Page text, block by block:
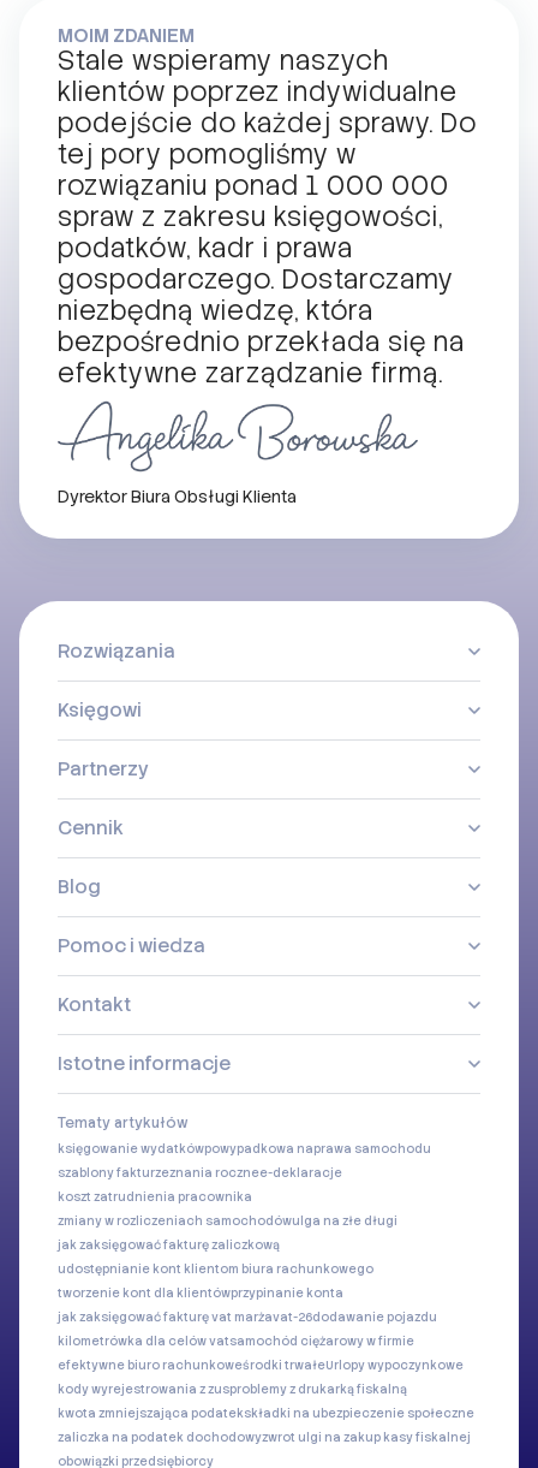
MOIM ZDANIEM
Stale wspieramy naszych
klientów poprzez indywidualne
podejście do każdej sprawy. Do
tej pory pomogliśmy w
rozwiązaniu ponad 1 000 000
spraw z zakresu księgowości,
podatków, kadr i prawa
gospodarczego. Dostarczamy
niezbędną wiedzę, która
bezpośrednio przekłada się na
efektywne zarządzanie firmą.
Dyrektor Biura Obsługi Klienta
Rozwiązania
Księgowi
Partnerzy
Cennik
Blog
Pomoc i wiedza
Kontakt
Istotne informacje
Tematy artykułów
księgowanie wydatkówpowypadkowa naprawa samochodu
szablony fakturzeznania rocznee-deklaracje
koszt zatrudnienia pracownika
zmiany w rozliczeniach samochodówulga na złe długi
jak zaksięgować fakturę zaliczkową
udostępnianie kont klientom biura rachunkowego
tworzenie kont dla klientówprzypinanie konta
jak zaksięgować fakturę vat marżavat-26dodawanie pojazdu
kilometrówka dla celów vatsamochód ciężarowy w firmie
efektywne biuro rachunkoweśrodki trwałeUrlopy wypoczynkowe
kody wyrejestrowania z zusproblemy z drukarką fiskalną
kwota zmniejszająca podatekskładki na ubezpieczenie społeczne
zaliczka na podatek dochodowyzwrot ulgi na zakup kasy fiskalnej
obowiązki przedsiębiorcy